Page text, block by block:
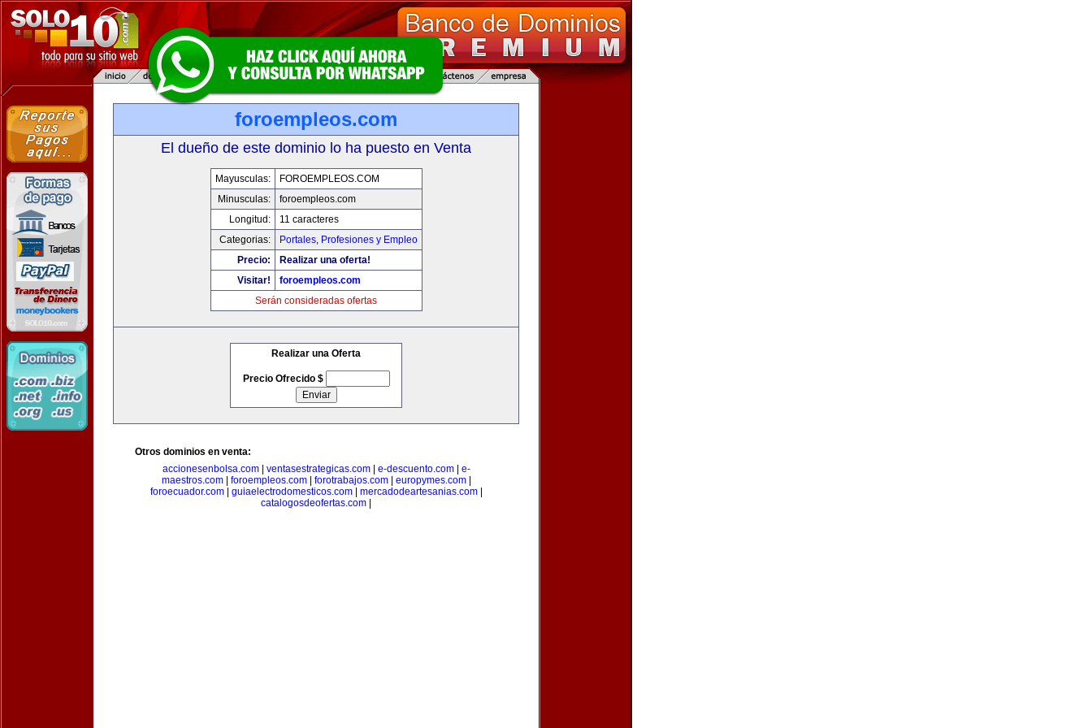
foroempleos.com
El dueño de este dominio lo ha puesto en Venta
Mayusculas:
FOROEMPLEOS.COM
Minusculas:
foroempleos.com
Longitud:
11 caracteres
Categorias:
Portales, Profesiones y Empleo
Precio:
Realizar una oferta!
Visitar!
foroempleos.com
Serán consideradas ofertas
Realizar una Oferta
Precio Ofrecido $
Otros dominios en venta:
accionesenbolsa.com| ventasestrategicas.com| e-descuento.com| e-
maestros.com| foroempleos.com| forotrabajos.com| europymes.com|
foroecuador.com| guiaelectrodomesticos.com| mercadodeartesanias.com|
catalogosdeofertas.com